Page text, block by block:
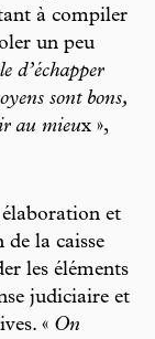
à compiler
un peu
d’échapper
sont bons,
au mieux »,
élaboration et
la caisse
les éléments
judiciaire et
« On